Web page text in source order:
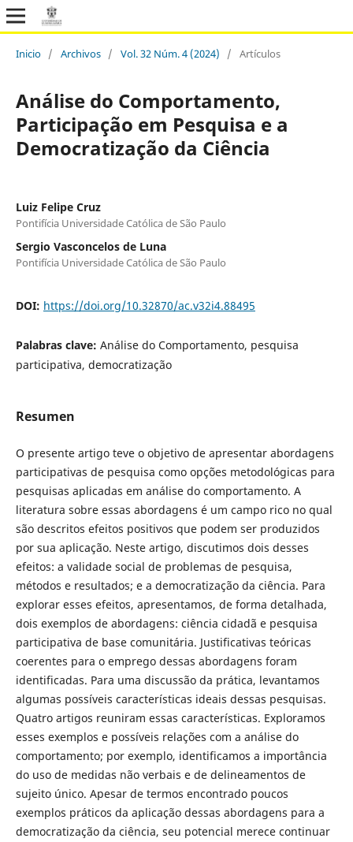
Inicio / Archivos / Vol. 32 Núm. 4 (2024) / Artículos
Análise do Comportamento,
Participação em Pesquisa e a
Democratização da Ciência
Luiz Felipe Cruz
Pontifícia Universidade Católica de São Paulo
Sergio Vasconcelos de Luna
Pontifícia Universidade Católica de São Paulo
DOI: https://doi.org/10.32870/ac.v32i4.88495
Palabras clave: Análise do Comportamento, pesquisa
participativa, democratização
Resumen
O presente artigo teve o objetivo de apresentar abordagens
participativas de pesquisa como opções metodológicas para
pesquisas aplicadas em análise do comportamento. A
literatura sobre essas abordagens é um campo rico no qual
são descritos efeitos positivos que podem ser produzidos
por sua aplicação. Neste artigo, discutimos dois desses
efeitos: a validade social de problemas de pesquisa,
métodos e resultados; e a democratização da ciência. Para
explorar esses efeitos, apresentamos, de forma detalhada,
dois exemplos de abordagens: ciência cidadã e pesquisa
participativa de base comunitária. Justificativas teóricas
coerentes para o emprego dessas abordagens foram
identificadas. Para uma discussão da prática, levantamos
algumas possíveis características ideais dessas pesquisas.
Quatro artigos reuniram essas características. Exploramos
esses exemplos e possíveis relações com a análise do
comportamento; por exemplo, identificamos a importância
do uso de medidas não verbais e de delineamentos de
sujeito único. Apesar de termos encontrado poucos
exemplos práticos da aplicação dessas abordagens para a
democratização da ciência, seu potencial merece continuar